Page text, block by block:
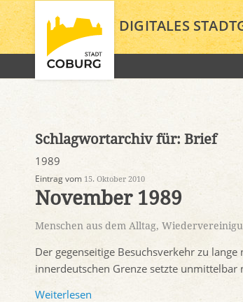
DIGITALES
Schlagwortarchiv für: Brief
1989
Eintrag vom 15. Oktober 2010
November 1989
Menschen aus dem Alltag,
Der gegenseitige Besuchsverkehr zu
innerdeutschen Grenze setzte
Weiterlesen